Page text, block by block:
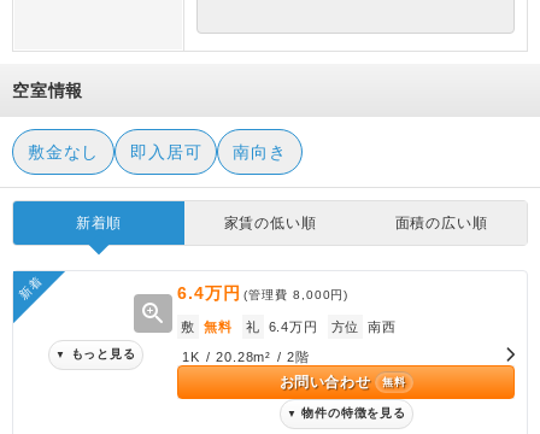
空室情報
敷金なし 即入居可 南向き
新着順 家賃の低い順 面積の広い順
新着
zoom_in
▼ もっと見る
6.4万円 (管理費8,000円)
敷 無料 礼 6.4万円 方位 南西
1K / 20.28m² / 2階
お問い合わせ 無料
▼ 物件の特徴を見る